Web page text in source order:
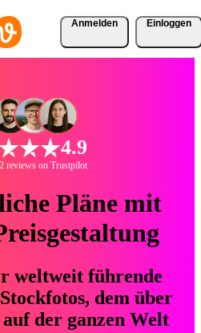
Anmelden Einloggen
4.9
reviews on Trustpilot
Pläne mit
weltweit führende
dem über
der ganzen Welt